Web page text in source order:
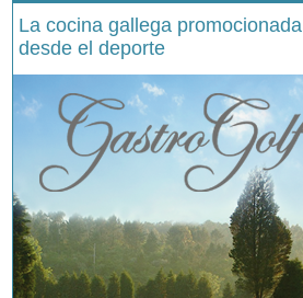
La cocina gallega promocionada
desde el deporte